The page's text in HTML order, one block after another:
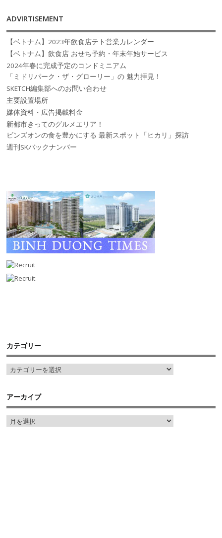
ADVIRTISEMENT
【ベトナム】2023年飲食店テト営業カレンダー
【ベトナム】飲食店 おせち予約・年末年始サービス
2024年春に完成予定のコンドミニアム
「ミドリパーク・ザ・グローリー」の 魅力拝見！
SKETCH編集部へのお問い合わせ
主要設置場所
媒体資料・広告掲載料金
新都市きってのグルメエリア！
ビンズオンの食を豊かにする 最新スポット「ヒカリ」探訪
週刊SKバックナンバー
カテゴリー
アーカイブ